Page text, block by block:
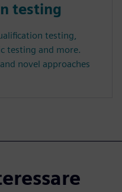
testing
testing,
testing and more.
novel approaches